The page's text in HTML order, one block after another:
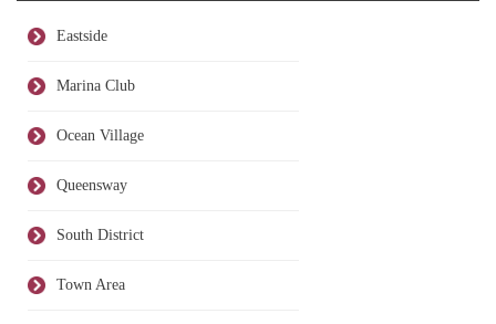
Eastside
Marina Club
Ocean Village
Queensway
South District
Town Area